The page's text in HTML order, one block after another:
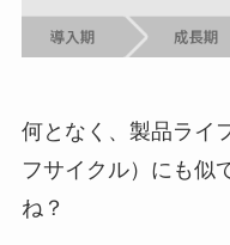
何となく、製品ライ
フサイクル）にも似
ね？